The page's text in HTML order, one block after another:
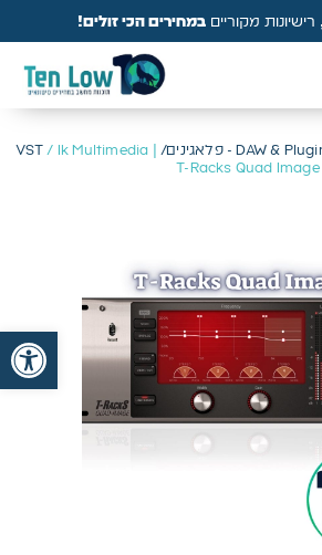
רישיונות מקורייםבמחירים הכי זולים!
DAW &
/ Ik Multimedia |
T-Racks Quad Image